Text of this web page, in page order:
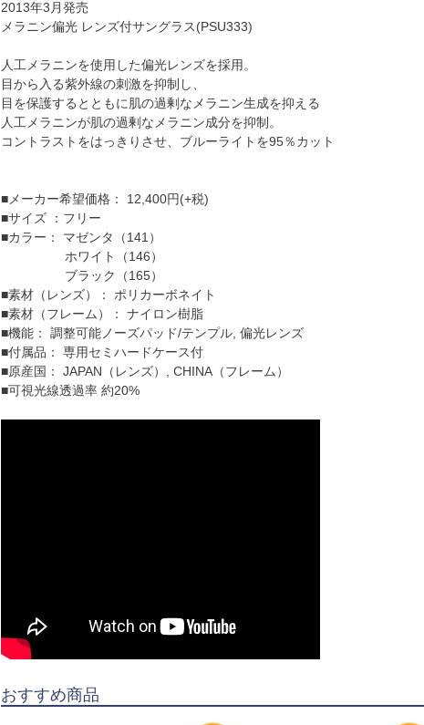
2013年3月発売
メラニン偏光 レンズ付サングラス(PSU333)
人工メラニンを使用した偏光レンズを採用。
目から入る紫外線の刺激を抑制し、
目を保護するとともに肌の過剰なメラニン生成を抑える
人工メラニンが肌の過剰なメラニン成分を抑制。
コントラストをはっきりさせ、ブルーライトを95％カット
■メーカー希望価格： 12,400円(+税)
■サイズ ：フリー
■カラー： マゼンタ（141）
ホワイト（146）
ブラック（165）
■素材（レンズ）： ポリカーボネイト
■素材（フレーム）： ナイロン樹脂
■機能： 調整可能ノーズパッド/テンプル, 偏光レンズ
■付属品： 専用セミハードケース付
■原産国： JAPAN（レンズ）, CHINA（フレーム）
■可視光線透過率 約20%
おすすめ商品